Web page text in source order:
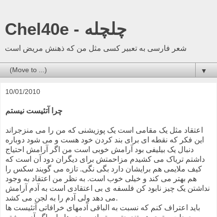
Chel40e - چلچله
شعر فارسی به تعبیر کسی مثل من که ذهنش مریض است
▼
10/01/2010
چرا آتئیست نیستم
اعتقاد مثل یک مقامی است یک پوزیشنی که من را می منزجراند
این فکر که نقطه ای برای بند کردن خود هست و می شود دوباره
دنبال یک بیلیفی بود آرامش خوبی است من اگر آرامش احتیاج
داشتم تریاک می کشیدم مزاحمتش برای دیگران دود آن است که
کیف ملایمی هم برایشان دارد بگی نگی. تازه می گویند سکس را
هم بهتر می کند و خیلی خوب است. به نظر من اعتقاد به وجود
نداشتن یک چیز نابود کن فلسفه ی بی اعتقادی است به آدم آرامش
می دهد ولی آدم را به لجن می کشد.
باید اعتراف کنم که نسبت به الباقی آدمهای خرافاتی آتئیست ها